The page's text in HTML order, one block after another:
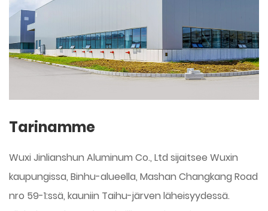
Tarinamme
Wuxi Jinlianshun Aluminum Co., Ltd sijaitsee Wuxin
kaupungissa, Binhu-alueella, Mashan Changkang Road
nro 59-1:ssä, kauniin Taihu-järven läheisyydessä.